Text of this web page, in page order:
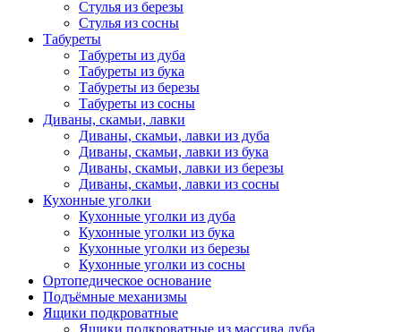
Стулья из березы
Стулья из сосны
Табуреты
Табуреты из дуба
Табуреты из бука
Табуреты из березы
Табуреты из сосны
Диваны, скамьи, лавки
Диваны, скамьи, лавки из дуба
Диваны, скамьи, лавки из бука
Диваны, скамьи, лавки из березы
Диваны, скамьи, лавки из сосны
Кухонные уголки
Кухонные уголки из дуба
Кухонные уголки из бука
Кухонные уголки из березы
Кухонные уголки из сосны
Ортопедическое основание
Подъёмные механизмы
Ящики подкроватные
Ящики подкроватные из массива дуба